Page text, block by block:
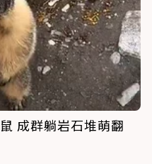
成群躺岩石堆萌翻